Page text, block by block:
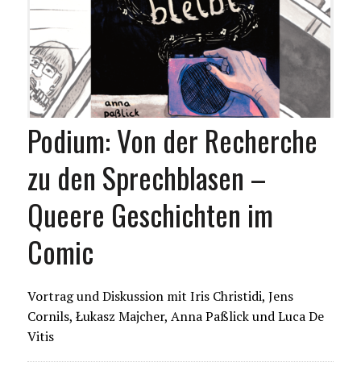
Podium: Von der Recherche
zu den Sprechblasen –
Queere Geschichten im
Comic
Vortrag und Diskussion mit Iris Christidi, Jens
Cornils, Łukasz Majcher, Anna Paßlick und Luca De
Vitis